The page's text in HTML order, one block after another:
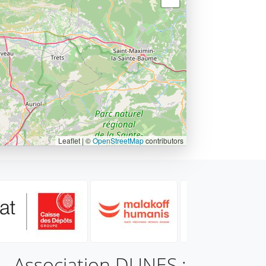
Leaflet | ©OpenStreetMapcontributors